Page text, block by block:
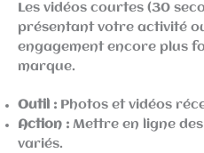
Les vidéos courtes (30
présentant votre activité
engagement encore plus
marque.
Outil : Photos et vidéos
Action : Mettre en ligne
variés.